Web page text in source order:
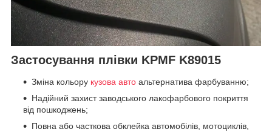
Застосування плівки KPMF K89015
Зміна кольору кузова авто альтернатива фарбуванню;
Надійний захист заводського лакофарбового покриття
від пошкоджень;
Повна або часткова обклейка автомобілів, мотоциклів,